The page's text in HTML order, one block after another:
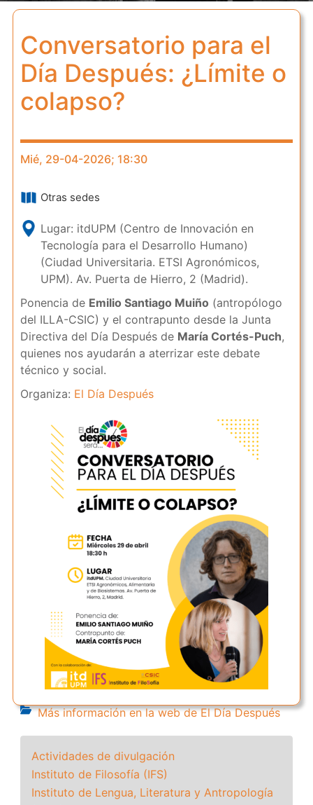
Conversatorio para el
Día Después: ¿Límite o
colapso?
Mié, 29-04-2026; 18:30
Otras sedes
Lugar: itdUPM (Centro de Innovación en
Tecnología para el Desarrollo Humano)
(Ciudad Universitaria. ETSI Agronómicos,
UPM). Av. Puerta de Hierro, 2 (Madrid).
Ponencia de Emilio Santiago Muiño (antropólogo
del ILLA-CSIC) y el contrapunto desde la Junta
Directiva del Día Después de María Cortés-Puch,
quienes nos ayudarán a aterrizar este debate
técnico y social.
Organiza: El Día Después
Más información en la web de El Día Después
Actividades de divulgación
Instituto de Filosofía (IFS)
Instituto de Lengua, Literatura y Antropología